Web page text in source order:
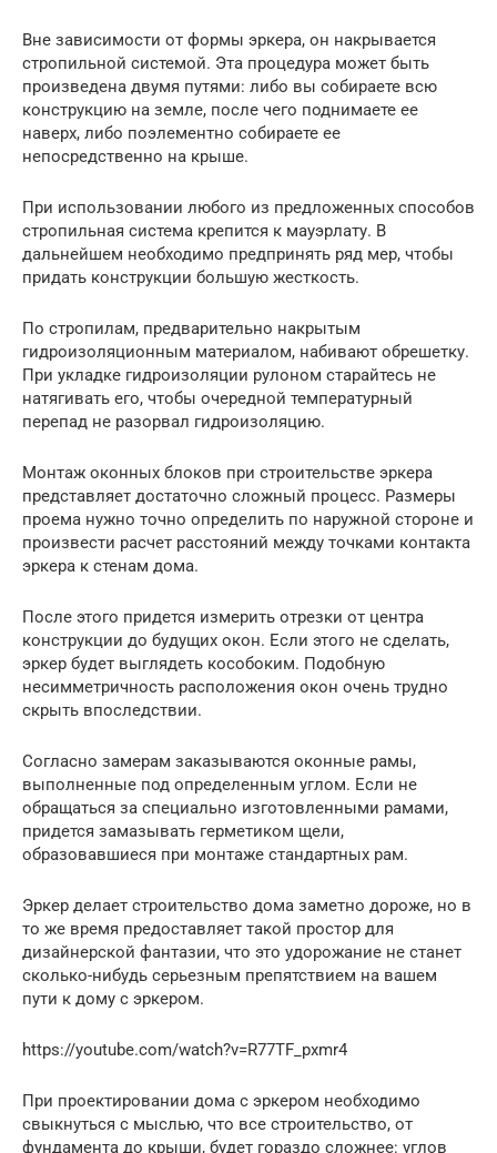
Вне зависимости от формы эркера, он накрывается
стропильной системой. Эта процедура может быть
произведена двумя путями: либо вы собираете всю
конструкцию на земле, после чего поднимаете ее
наверх, либо поэлементно собираете ее
непосредственно на крыше.
При использовании любого из предложенных способов
стропильная система крепится к мауэрлату. В
дальнейшем необходимо предпринять ряд мер, чтобы
придать конструкции большую жесткость.
По стропилам, предварительно накрытым
гидроизоляционным материалом, набивают обрешетку.
При укладке гидроизоляции рулоном старайтесь не
натягивать его, чтобы очередной температурный
перепад не разорвал гидроизоляцию.
Монтаж оконных блоков при строительстве эркера
представляет достаточно сложный процесс. Размеры
проема нужно точно определить по наружной стороне и
произвести расчет расстояний между точками контакта
эркера к стенам дома.
После этого придется измерить отрезки от центра
конструкции до будущих окон. Если этого не сделать,
эркер будет выглядеть кособоким. Подобную
несимметричность расположения окон очень трудно
скрыть впоследствии.
Согласно замерам заказываются оконные рамы,
выполненные под определенным углом. Если не
обращаться за специально изготовленными рамами,
придется замазывать герметиком щели,
образовавшиеся при монтаже стандартных рам.
Эркер делает строительство дома заметно дороже, но в
то же время предоставляет такой простор для
дизайнерской фантазии, что это удорожание не станет
сколько-нибудь серьезным препятствием на вашем
пути к дому с эркером.
https://youtube.com/watch?v=R77TF_pxmr4
При проектировании дома с эркером необходимо
свыкнуться с мыслью, что все строительство, от
фундамента до крыши, будет гораздо сложнее: углов